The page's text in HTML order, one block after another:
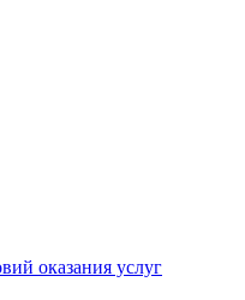
оказания услуг